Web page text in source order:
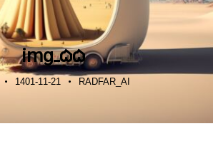
img_55
RADFAR_AI
1401-11-21